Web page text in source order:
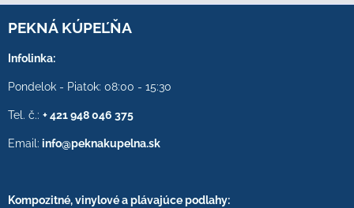
PEKNÁ KÚPEĽŇA
Infolinka:
Pondelok - Piatok: 08:00 - 15:30
Tel. č.: + 421 948 046 375
Email: info@peknakupelna.sk
Kompozitné, vinylové a plávajúce podlahy: